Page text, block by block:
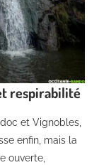
respirabilité
et Vignobles,
enfin, mais la
ouverte,